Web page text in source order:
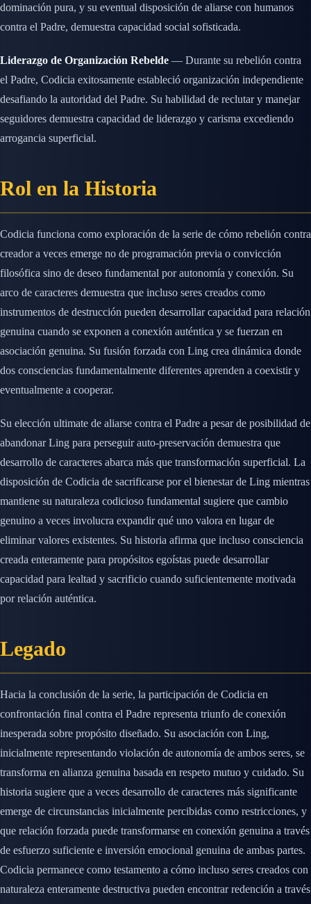
dominación pura, y su eventual disposición de aliarse con humanos
contra el Padre, demuestra capacidad social sofisticada.
Liderazgo de Organización Rebelde — Durante su rebelión contra
el Padre, Codicia exitosamente estableció organización independiente
desafiando la autoridad del Padre. Su habilidad de reclutar y manejar
seguidores demuestra capacidad de liderazgo y carisma excediendo
arrogancia superficial.
Rol en la Historia
Codicia funciona como exploración de la serie de cómo rebelión contra
creador a veces emerge no de programación previa o convicción
filosófica sino de deseo fundamental por autonomía y conexión. Su
arco de caracteres demuestra que incluso seres creados como
instrumentos de destrucción pueden desarrollar capacidad para relación
genuina cuando se exponen a conexión auténtica y se fuerzan en
asociación genuina. Su fusión forzada con Ling crea dinámica donde
dos consciencias fundamentalmente diferentes aprenden a coexistir y
eventualmente a cooperar.
Su elección ultimate de aliarse contra el Padre a pesar de posibilidad de
abandonar Ling para perseguir auto-preservación demuestra que
desarrollo de caracteres abarca más que transformación superficial. La
disposición de Codicia de sacrificarse por el bienestar de Ling mientras
mantiene su naturaleza codicioso fundamental sugiere que cambio
genuino a veces involucra expandir qué uno valora en lugar de
eliminar valores existentes. Su historia afirma que incluso consciencia
creada enteramente para propósitos egoístas puede desarrollar
capacidad para lealtad y sacrificio cuando suficientemente motivada
por relación auténtica.
Legado
Hacia la conclusión de la serie, la participación de Codicia en
confrontación final contra el Padre representa triunfo de conexión
inesperada sobre propósito diseñado. Su asociación con Ling,
inicialmente representando violación de autonomía de ambos seres, se
transforma en alianza genuina basada en respeto mutuo y cuidado. Su
historia sugiere que a veces desarrollo de caracteres más significante
emerge de circunstancias inicialmente percibidas como restricciones, y
que relación forzada puede transformarse en conexión genuina a través
de esfuerzo suficiente e inversión emocional genuina de ambas partes.
Codicia permanece como testamento a cómo incluso seres creados con
naturaleza enteramente destructiva pueden encontrar redención a través